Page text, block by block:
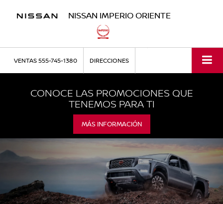
NISSAN IMPERIO ORIENTE
VENTAS555-745-1380 DIRECCIONES
CONOCE LAS PROMOCIONES QUE
TENEMOS PARA TI
MÁS INFORMACIÓN